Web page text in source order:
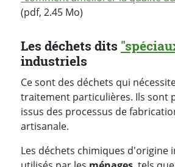
(pdf, 2.45 Mo)
Les déchets dits
industriels
Ce sont des déchets qui
traitement particulières. Ils sont
issus des processus de
artisanale.
Les déchets chimiques d'origine